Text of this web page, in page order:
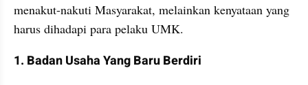
menakut-nakuti Masyarakat, melainkan kenyataan yang
harus dihadapi para pelaku UMK.
1. Badan Usaha Yang Baru Berdiri